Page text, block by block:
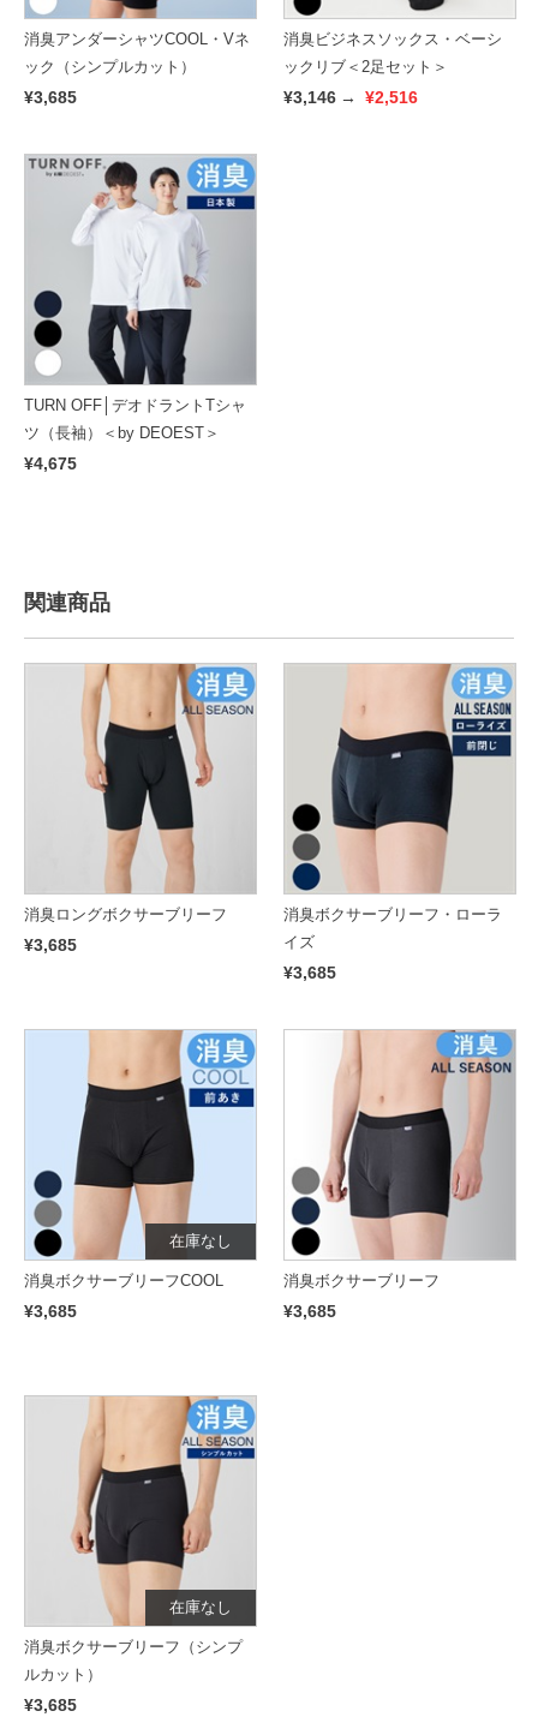
消臭アンダーシャツCOOL・Vネ
ック（シンプルカット）
¥3,685
消臭ビジネスソックス・ベーシ
ックリブ＜2足セット＞
¥3,146 → ¥2,516
TURN OFF│デオドラントTシャ
ツ（長袖）＜by DEOEST＞
¥4,675
関連商品
消臭ロングボクサーブリーフ
¥3,685
消臭ボクサーブリーフ・ローラ
イズ
¥3,685
在庫なし
消臭ボクサーブリーフCOOL
¥3,685
消臭ボクサーブリーフ
¥3,685
在庫なし
消臭ボクサーブリーフ（シンプ
ルカット）
¥3,685